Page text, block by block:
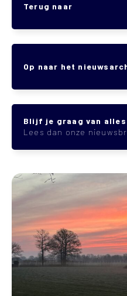
Terug naar
Op naar het
Blijf je graag van
Lees dan onze